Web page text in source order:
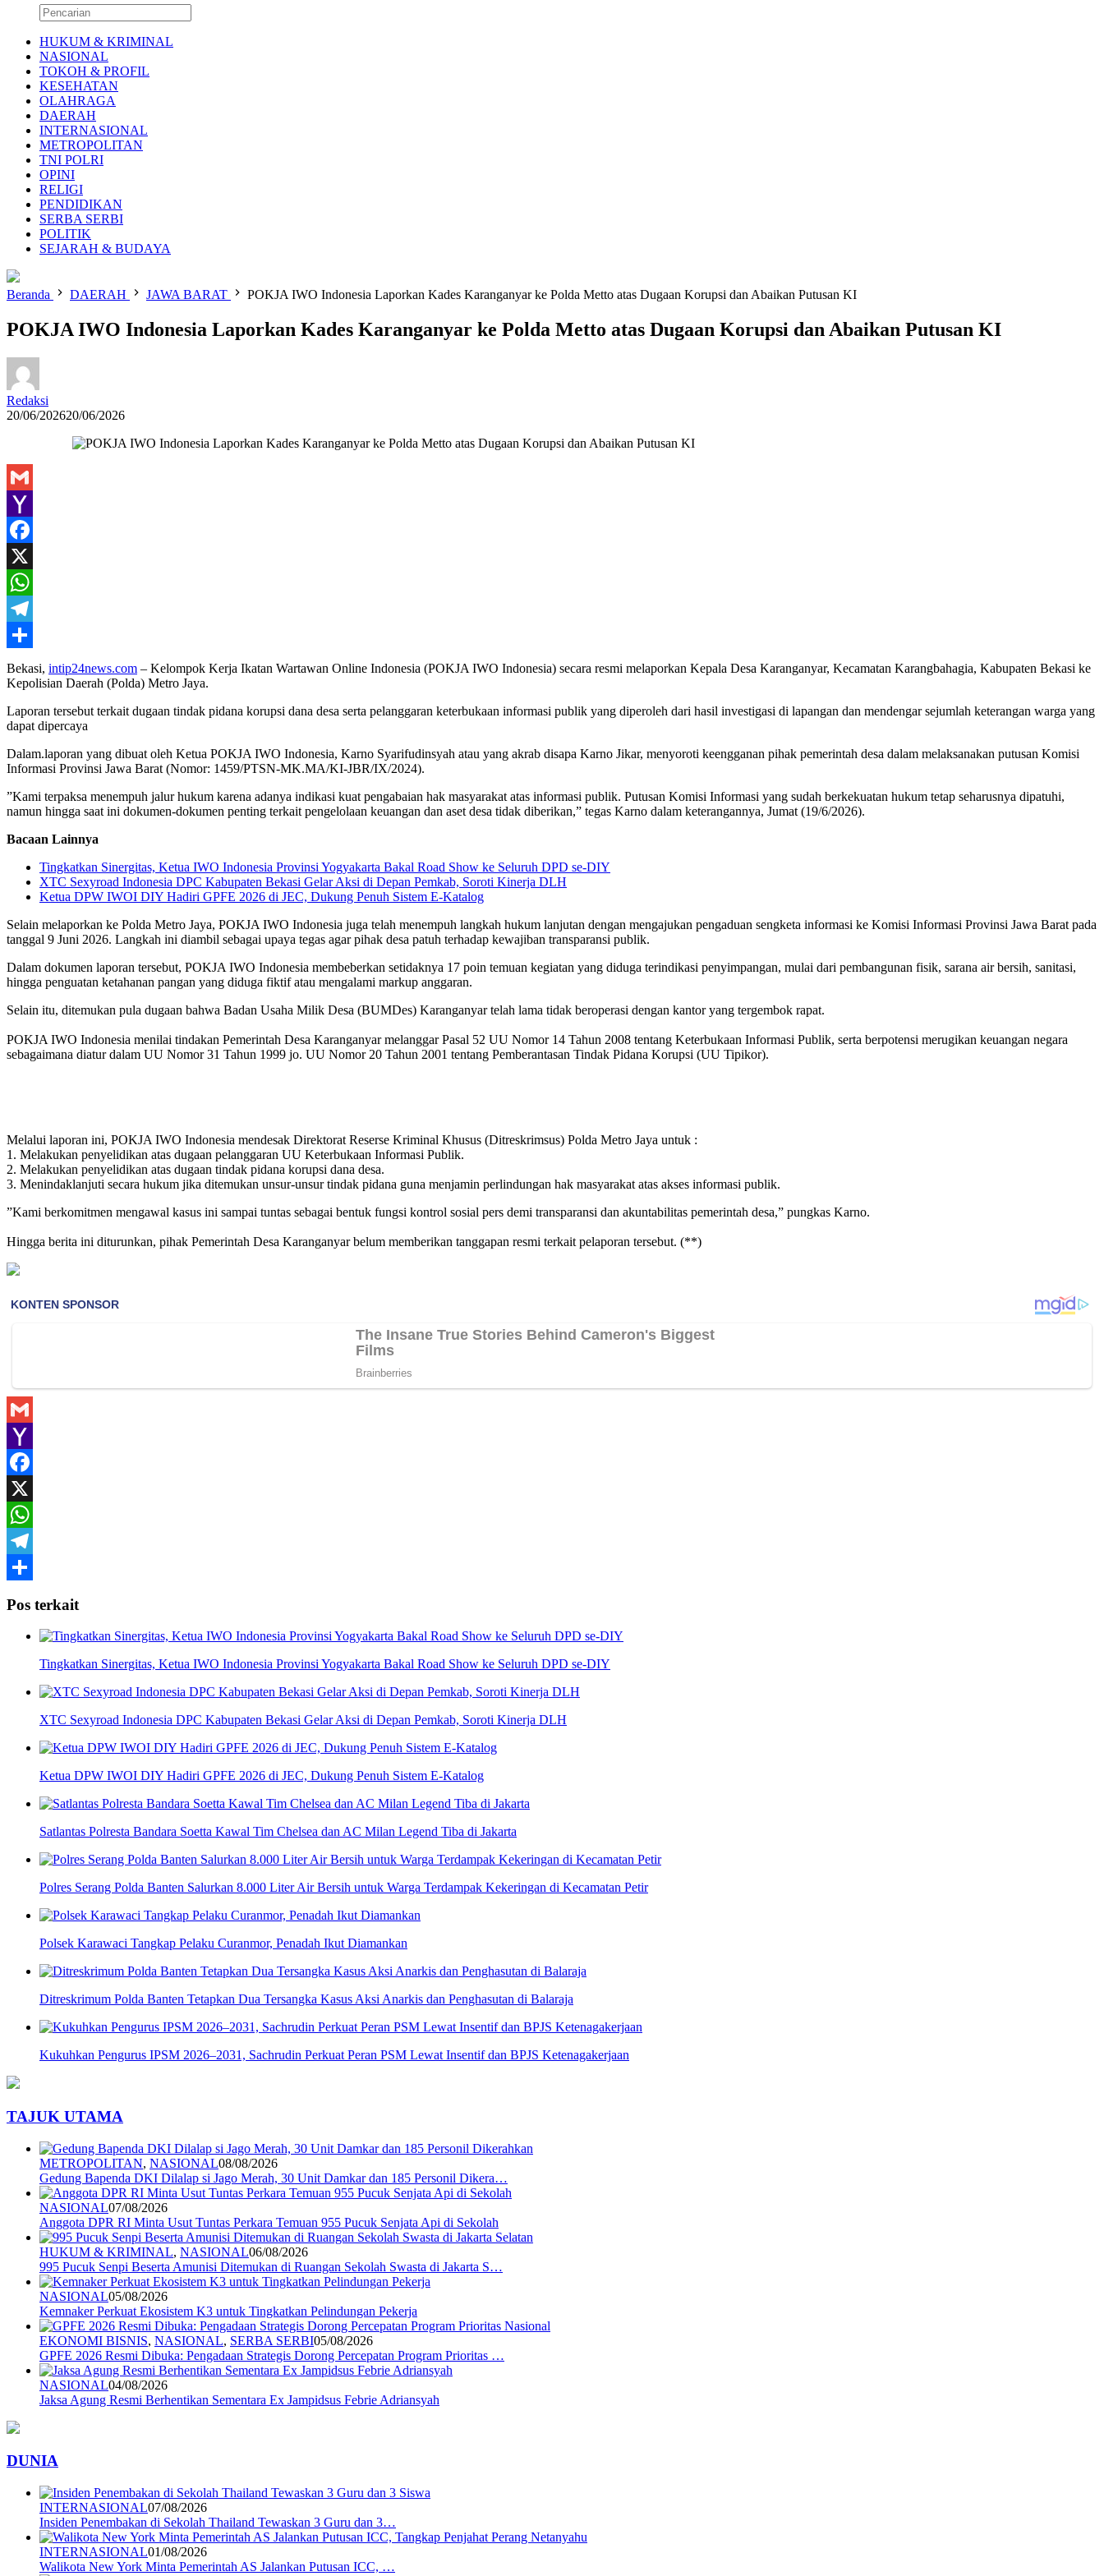
HUKUM & KRIMINAL
NASIONAL
TOKOH & PROFIL
KESEHATAN
OLAHRAGA
DAERAH
INTERNASIONAL
METROPOLITAN
TNI POLRI
OPINI
RELIGI
PENDIDIKAN
SERBA SERBI
POLITIK
SEJARAH & BUDAYA
Beranda DAERAH JAWA BARAT POKJA IWO Indonesia Laporkan Kades Karanganyar ke Polda Metto atas Dugaan Korupsi dan Abaikan Putusan KI
POKJA IWO Indonesia Laporkan Kades Karanganyar ke Polda Metto atas Dugaan Korupsi dan Abaikan Putusan KI
Redaksi
20/06/202620/06/2026
Gmail
Yahoo
Mail
Facebook
X
WhatsApp
Telegram
Share
Bekasi, intip24news.com – Kelompok Kerja Ikatan Wartawan Online Indonesia (POKJA IWO Indonesia) secara resmi melaporkan Kepala Desa Karanganyar, Kecamatan Karangbahagia, Kabupaten Bekasi ke
Kepolisian Daerah (Polda) Metro Jaya.
Laporan tersebut terkait dugaan tindak pidana korupsi dana desa serta pelanggaran keterbukaan informasi publik yang diperoleh dari hasil investigasi di lapangan dan mendengar sejumlah keterangan warga yang
dapat dipercaya
​Dalam.laporan yang dibuat oleh Ketua POKJA IWO Indonesia, Karno Syarifudinsyah atau yang akrab disapa Karno Jikar, menyoroti keengganan pihak pemerintah desa dalam melaksanakan putusan Komisi
Informasi Provinsi Jawa Barat (Nomor: 1459/PTSN-MK.MA/KI-JBR/IX/2024).
​”Kami terpaksa menempuh jalur hukum karena adanya indikasi kuat pengabaian hak masyarakat atas informasi publik. Putusan Komisi Informasi yang sudah berkekuatan hukum tetap seharusnya dipatuhi,
namun hingga saat ini dokumen-dokumen penting terkait pengelolaan keuangan dan aset desa tidak diberikan,” tegas Karno dalam keterangannya, Jumat (19/6/2026).
Bacaan Lainnya
Tingkatkan Sinergitas, Ketua IWO Indonesia Provinsi Yogyakarta Bakal Road Show ke Seluruh DPD se-DIY
XTC Sexyroad Indonesia DPC Kabupaten Bekasi Gelar Aksi di Depan Pemkab, Soroti Kinerja DLH
Ketua DPW IWOI DIY Hadiri GPFE 2026 di JEC, Dukung Penuh Sistem E-Katalog
​Selain melaporkan ke Polda Metro Jaya, POKJA IWO Indonesia juga telah menempuh langkah hukum lanjutan dengan mengajukan pengaduan sengketa informasi ke Komisi Informasi Provinsi Jawa Barat pada
tanggal 9 Juni 2026. Langkah ini diambil sebagai upaya tegas agar pihak desa patuh terhadap kewajiban transparansi publik.
​Dalam dokumen laporan tersebut, POKJA IWO Indonesia membeberkan setidaknya 17 poin temuan kegiatan yang diduga terindikasi penyimpangan, mulai dari pembangunan fisik, sarana air bersih, sanitasi,
hingga penguatan ketahanan pangan yang diduga fiktif atau mengalami markup anggaran.
Selain itu, ditemukan pula dugaan bahwa Badan Usaha Milik Desa (BUMDes) Karanganyar telah lama tidak beroperasi dengan kantor yang tergembok rapat.
POKJA IWO Indonesia menilai tindakan Pemerintah Desa Karanganyar melanggar Pasal 52 UU Nomor 14 Tahun 2008 tentang Keterbukaan Informasi Publik, serta berpotensi merugikan keuangan negara
sebagaimana diatur dalam UU Nomor 31 Tahun 1999 jo. UU Nomor 20 Tahun 2001 tentang Pemberantasan Tindak Pidana Korupsi (UU Tipikor).
Melalui laporan ini, POKJA IWO Indonesia mendesak Direktorat Reserse Kriminal Khusus (Ditreskrimsus) Polda Metro Jaya untuk :
1. ​Melakukan penyelidikan atas dugaan pelanggaran UU Keterbukaan Informasi Publik.
2. ​Melakukan penyelidikan atas dugaan tindak pidana korupsi dana desa.
3. ​Menindaklanjuti secara hukum jika ditemukan unsur-unsur tindak pidana guna menjamin perlindungan hak masyarakat atas akses informasi publik.
​”Kami berkomitmen mengawal kasus ini sampai tuntas sebagai bentuk fungsi kontrol sosial pers demi transparansi dan akuntabilitas pemerintah desa,” pungkas Karno.
Hingga berita ini diturunkan, pihak Pemerintah Desa Karanganyar belum memberikan tanggapan resmi terkait pelaporan tersebut. (**)
Gmail
Yahoo
Mail
Facebook
X
WhatsApp
Telegram
Pos terkait
Tingkatkan Sinergitas, Ketua IWO Indonesia Provinsi Yogyakarta Bakal Road Show ke Seluruh DPD se-DIY
XTC Sexyroad Indonesia DPC Kabupaten Bekasi Gelar Aksi di Depan Pemkab, Soroti Kinerja DLH
Ketua DPW IWOI DIY Hadiri GPFE 2026 di JEC, Dukung Penuh Sistem E-Katalog
Satlantas Polresta Bandara Soetta Kawal Tim Chelsea dan AC Milan Legend Tiba di Jakarta
Polres Serang Polda Banten Salurkan 8.000 Liter Air Bersih untuk Warga Terdampak Kekeringan di Kecamatan Petir
Polsek Karawaci Tangkap Pelaku Curanmor, Penadah Ikut Diamankan
Ditreskrimum Polda Banten Tetapkan Dua Tersangka Kasus Aksi Anarkis dan Penghasutan di Balaraja
Kukuhkan Pengurus IPSM 2026–2031, Sachrudin Perkuat Peran PSM Lewat Insentif dan BPJS Ketenagakerjaan
TAJUK UTAMA
METROPOLITAN, NASIONAL08/08/2026
Gedung Bapenda DKI Dilalap si Jago Merah, 30 Unit Damkar dan 185 Personil Dikera…
NASIONAL07/08/2026
Anggota DPR RI Minta Usut Tuntas Perkara Temuan 955 Pucuk Senjata Api di Sekolah
HUKUM & KRIMINAL, NASIONAL06/08/2026
995 Pucuk Senpi Beserta Amunisi Ditemukan di Ruangan Sekolah Swasta di Jakarta S…
NASIONAL05/08/2026
Kemnaker Perkuat Ekosistem K3 untuk Tingkatkan Pelindungan Pekerja
EKONOMI BISNIS, NASIONAL, SERBA SERBI05/08/2026
GPFE 2026 Resmi Dibuka: Pengadaan Strategis Dorong Percepatan Program Prioritas …
NASIONAL04/08/2026
Jaksa Agung Resmi Berhentikan Sementara Ex Jampidsus Febrie Adriansyah
DUNIA
INTERNASIONAL07/08/2026
Insiden Penembakan di Sekolah Thailand Tewaskan 3 Guru dan 3…
INTERNASIONAL01/08/2026
Walikota New York Minta Pemerintah AS Jalankan Putusan ICC, …